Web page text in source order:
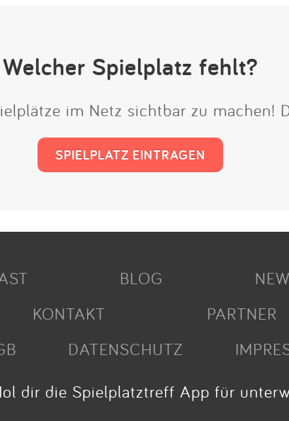
Welcher Spielplatz fehlt?
im Netz sichtbar zu machen!
SPIELPLATZ EINTRAGEN
BLOG
KONTAKT
PARTNER
DATENSCHUTZ
dir die Spielplatztreff App für